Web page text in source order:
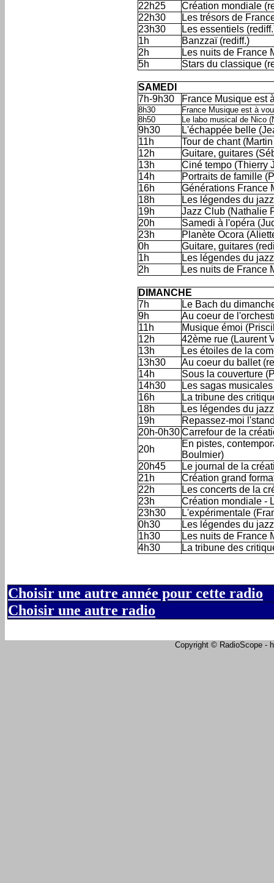
22h25
Création mondiale
22h30
Les trésors de
23h30
Les essentiels
1h
Banzzaï (rediff.)
2h
Les nuits de France
5h
Stars du classique
SAMEDI
7h-9h30
France Musique est
8h30
France Musique est à
8h50
Le labo musical de Nico
9h30
L'échappée belle
11h
Tour de chant
12h
Guitare, guitares
13h
Ciné tempo (Thierry
14h
Portraits de famille
16h
Générations France
18h
Les légendes du
19h
Jazz Club (Nathalie
20h
Samedi à l'opéra
23h
Planète Ocora
0h
Guitare, guitares
1h
Les légendes du
2h
Les nuits de France
DIMANCHE
7h
Le Bach du
9h
Au coeur de
11h
Musique émoi
12h
42ème rue (Laurent
13h
Les étoiles de la
13h30
Au coeur du ballet
14h
Sous la couverture
14h30
Les sagas musicales
16h
La tribune des
18h
Les légendes du
19h
Repassez-moi
20h-0h30 Carrefour de la
20h
En pistes,
Boulmier)
20h45
Le journal de la
21h
Création grand
22h
Les concerts de la
23h
Création mondiale -
23h30
L'expérimentale
0h30
Les légendes du
1h30
Les nuits de France
4h30
La tribune des
Choisir une autre année pour cette radio
Choisir une autre radio
Copyright © RadioScope -